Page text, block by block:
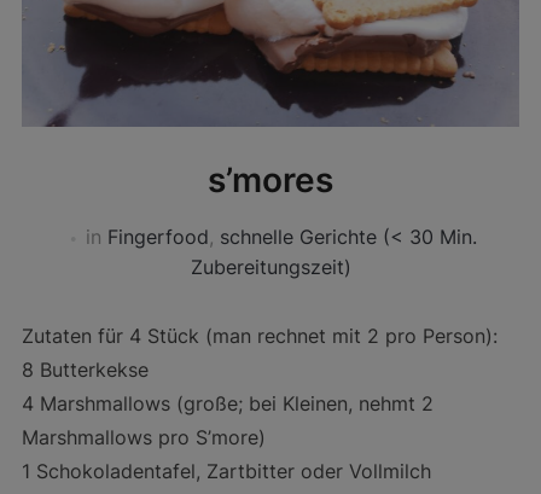
s’mores
in Fingerfood, schnelle Gerichte (< 30 Min.
Zubereitungszeit)
Zutaten für 4 Stück (man rechnet mit 2 pro Person):
8 Butterkekse
4 Marshmallows (große; bei Kleinen, nehmt 2
Marshmallows pro S’more)
1 Schokoladentafel, Zartbitter oder Vollmilch